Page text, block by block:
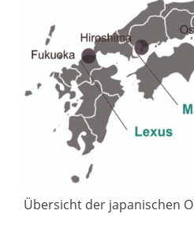
Übersicht der japanischen